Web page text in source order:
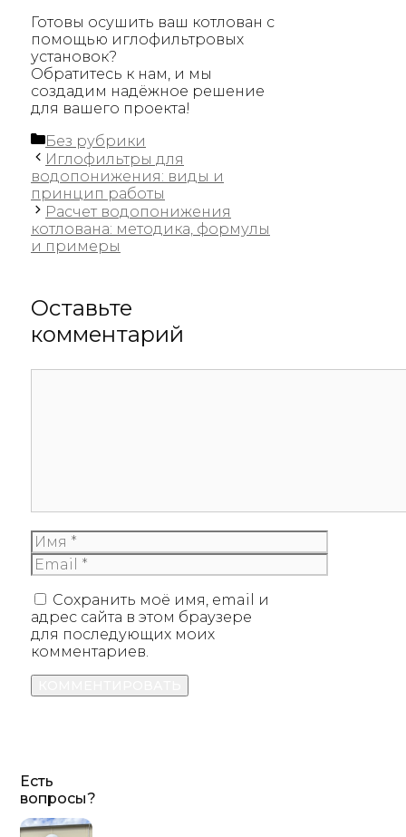
Готовы осушить ваш котлован с
помощью иглофильтровых
установок?
Обратитесь к нам, и мы
создадим надёжное решение
для вашего проекта!
Рубрики
Без рубрики
Иглофильтры для
водопонижения: виды и
принцип работы
Расчет водопонижения
котлована: методика, формулы
и примеры
Оставьте
комментарий
Имя
Email
Сохранить моё имя, email и
адрес сайта в этом браузере
для последующих моих
комментариев.
Есть
вопросы?